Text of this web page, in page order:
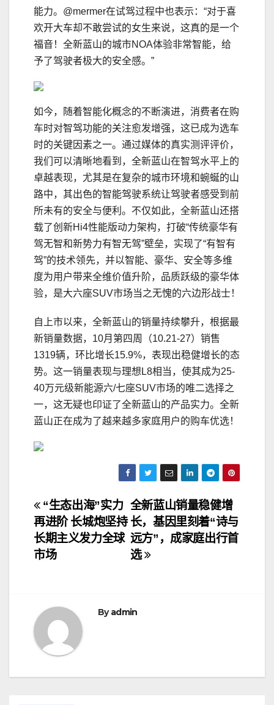
能力。@mermer在试驾过程中也表示：“对于喜
欢开大车却不敢尝试的女生来说，这真的是一个
福音！全新蓝山的城市NOA体验非常智能，给
予了驾驶者极大的安全感。”
如今，随着智能化概念的不断演进，消费者在购
车时对智驾功能的关注愈发增强，这已成为选车
时的关键因素之一。通过媒体的真实测评评价，
我们可以清晰地看到，全新蓝山在智驾水平上的
卓越表现，尤其是在复杂的城市环境和蜿蜒的山
路中，其出色的智能驾驶系统让驾驶者感受到前
所未有的安全与便利。不仅如此，全新蓝山还搭
载了创新Hi4性能版动力架构，打破“传统豪华有
驾无智和新势力有智无驾”壁垒，实现了“有智有
驾”的技术领先，并以智能、豪华、安全等多维
度为用户带来全维价值升阶，品质跃级的豪华体
验，是大六座SUV市场当之无愧的六边形战士！
自上市以来，全新蓝山的销量持续攀升，根据最
新销量数据，10月第四周（10.21-27）销售
1319辆，环比增长15.9%，表现出稳健增长的态
势。这一销量表现与理想L8相当，使其成为25-
40万元级新能源六/七座SUV市场的唯二选择之
一，这无疑也印证了全新蓝山的产品实力。全新
蓝山正在成为了越来越多家庭用户的购车优选！
文
章
导
全新蓝山销量稳健增
长，基因里刻着“诗与
远方”，成家庭出行首
选
“生态出海”实力
再进阶 长城炮坚持
长期主义发力全球
市场
Byadmin